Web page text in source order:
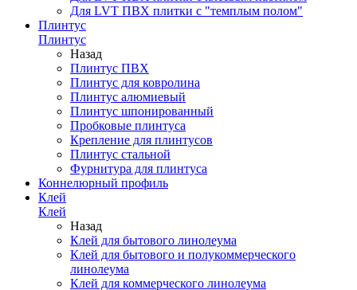
Для LVT ПВХ плитки с "темплым полом"
Плинтус
Плинтус
Назад
Плинтус ПВХ
Плинтус для ковролина
Плинтус алюмиевый
Плинтус шпонированный
Пробковые плинтуса
Крепление для плинтусов
Плинтус стальной
Фурнитура для плинтуса
Коннелюрный профиль
Клей
Клей
Назад
Клей для бытового линолеума
Клей для бытового и полукоммерческого
линолеума
Клей для коммерческого линолеума